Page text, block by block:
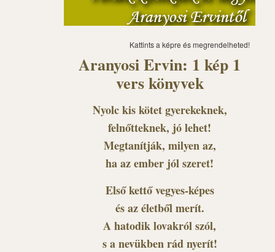
Kattints a képre és megrendelheted!
Aranyosi Ervin: 1 kép 1
vers könyvek
Nyolc kis kötet gyerekeknek,
felnőtteknek, jó lehet!
Megtanítják, milyen az,
ha az ember jól szeret!
Első kettő vegyes-képes
és az életből merít.
A hatodik lovakról szól,
s a nevükben rád nyerít!